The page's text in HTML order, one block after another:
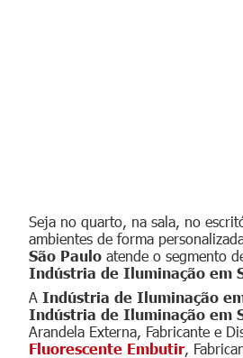
Seja no quarto, na sala, no
ambientes de forma
São Paulo atende o segmento
Indústria de Iluminação em
A Indústria de Iluminação
Indústria de Iluminação em
Arandela Externa, Fabricante e
Fluorescente Embutir,